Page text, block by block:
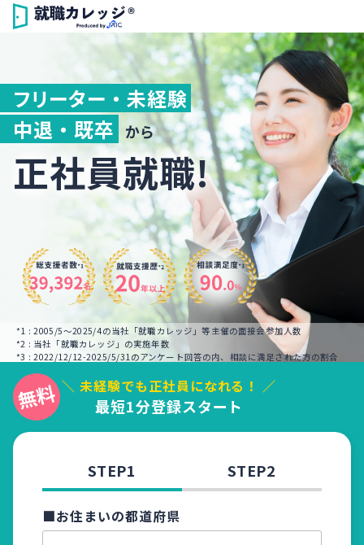
フリーター ・ 未経験
中退 ・ 既卒
から
正社員就職!
*1 : 2005/5～2025/4の当社「就職カレッジ」等主催の面接会参加人数
*2 : 当社「就職カレッジ」の実施年数
*3 : 2022/12/12-2025/5/31のアンケート回答の内、相談に満足された方の割合
＼ 未経験でも正社員になれる！ ／
最短1分登録スタート
STEP1 STEP2
■お住まいの都道府県